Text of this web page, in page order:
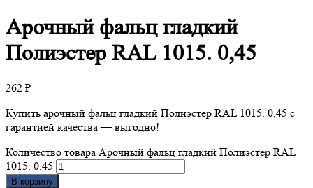
Арочныйфальц гладкий
Полиэстер RAL 1015. 0,45
262 ₽
Купить арочный фальц гладкий Полиэстер RAL 1015. 0,45 с
гарантией качества — выгодно!
Количество товара Арочный фальц гладкий Полиэстер RAL
1015. 0,45
В корзину